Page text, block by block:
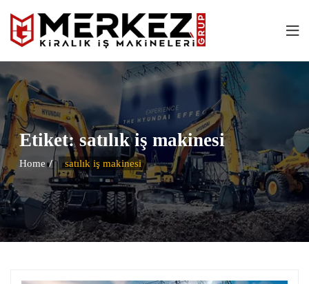
Etiket:satılık iş makinesi
Home satılık iş makinesi